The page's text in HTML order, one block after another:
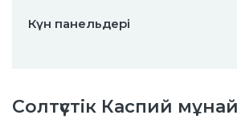
Күн панельдері
Солтүстік Каспий